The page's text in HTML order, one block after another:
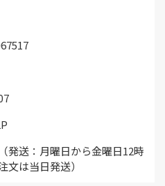
発送：月曜日から金曜日12時
文は当日発送）